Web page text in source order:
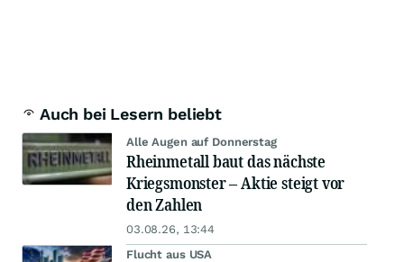
Auch bei Lesern beliebt
Alle Augen auf Donnerstag
Rheinmetall baut das nächste
Kriegsmonster – Aktie steigt vor
den Zahlen
03.08.26, 13:44
Flucht aus USA